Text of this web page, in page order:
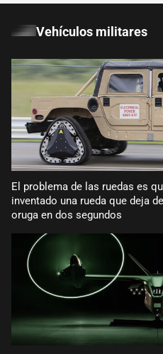
Vehículos militares
El problema de las ruedas es
inventado una rueda que deja
oruga en dos segundos